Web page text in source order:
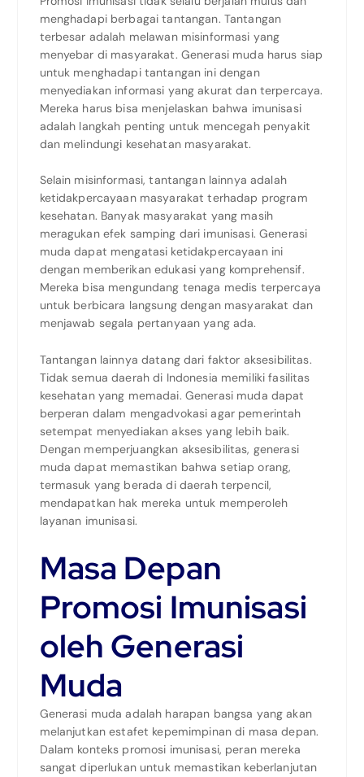
menghadapi berbagai tantangan. Tantangan
terbesar adalah melawan misinformasi yang
menyebar di masyarakat. Generasi muda harus siap
untuk menghadapi tantangan ini dengan
menyediakan informasi yang akurat dan terpercaya.
Mereka harus bisa menjelaskan bahwa imunisasi
adalah langkah penting untuk mencegah penyakit
dan melindungi kesehatan masyarakat.
Selain misinformasi, tantangan lainnya adalah
ketidakpercayaan masyarakat terhadap program
kesehatan. Banyak masyarakat yang masih
meragukan efek samping dari imunisasi. Generasi
muda dapat mengatasi ketidakpercayaan ini
dengan memberikan edukasi yang komprehensif.
Mereka bisa mengundang tenaga medis terpercaya
untuk berbicara langsung dengan masyarakat dan
menjawab segala pertanyaan yang ada.
Tantangan lainnya datang dari faktor aksesibilitas.
Tidak semua daerah di Indonesia memiliki fasilitas
kesehatan yang memadai. Generasi muda dapat
berperan dalam mengadvokasi agar pemerintah
setempat menyediakan akses yang lebih baik.
Dengan memperjuangkan aksesibilitas, generasi
muda dapat memastikan bahwa setiap orang,
termasuk yang berada di daerah terpencil,
mendapatkan hak mereka untuk memperoleh
layanan imunisasi.
Masa Depan
Promosi Imunisasi
oleh Generasi
Muda
Generasi muda adalah harapan bangsa yang akan
melanjutkan estafet kepemimpinan di masa depan.
Dalam konteks promosi imunisasi, peran mereka
sangat diperlukan untuk memastikan keberlanjutan